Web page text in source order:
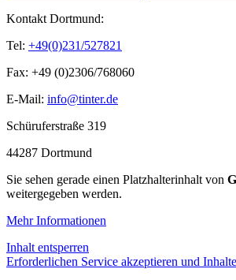
Kontakt Dortmund:
Tel: +49(0)231/527821
Fax: +49 (0)2306/768060
E-Mail: info@tinter.de
Schüruferstraße 319
44287 Dortmund
Sie sehen gerade einen Platzhalterinhalt von
weitergegeben werden.
Mehr Informationen
Inhalt entsperren
Erforderlichen Service akzeptieren und